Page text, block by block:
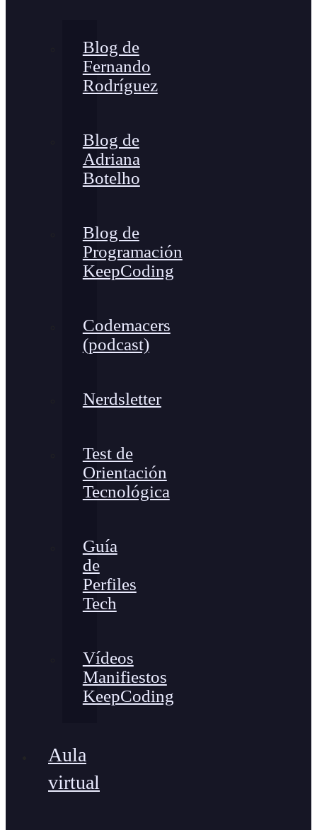
Blog de
Fernando
Rodríguez
Blog de
Adriana
Botelho
Blog de
Programación
KeepCoding
Codemacers
(podcast)
Nerdsletter
Test de
Orientación
Tecnológica
Guía
de
Perfiles
Tech
Vídeos
Manifiestos
KeepCoding
Aula
virtual